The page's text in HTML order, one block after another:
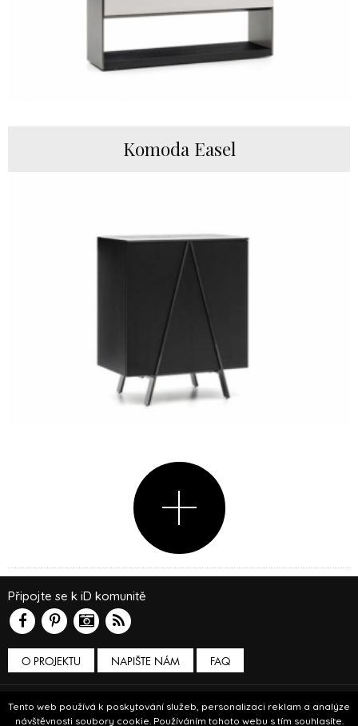
Tento web používá k poskytování služeb, personalizaci reklam a analýze
návštěvnosti soubory cookie. Používáním tohoto webu s tím souhlasíte.
Komoda Easel
O PROJEKTU NAPIŠTE NÁM
Připojte se k iD komunitě
FAQ
Podmínky používání